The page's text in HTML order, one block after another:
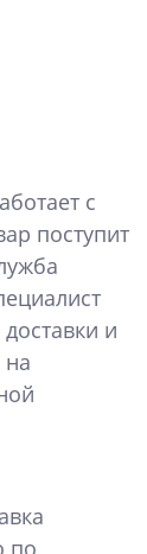
с
поступит
и
на
по